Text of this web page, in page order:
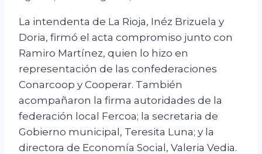
La intendenta de La Rioja, Inéz Brizuela y
Doria, firmó el acta compromiso junto con
Ramiro Martínez, quien lo hizo en
representación de las confederaciones
Conarcoop y Cooperar. También
acompañaron la firma autoridades de la
federación local Fercoa; la secretaria de
Gobierno municipal, Teresita Luna; y la
directora de Economía Social, Valeria Vedia.